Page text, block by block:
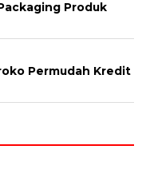
Produk
Permudah Kredit